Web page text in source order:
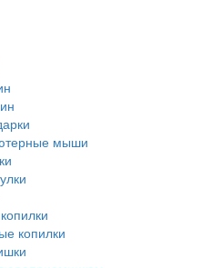
мыши
копилки